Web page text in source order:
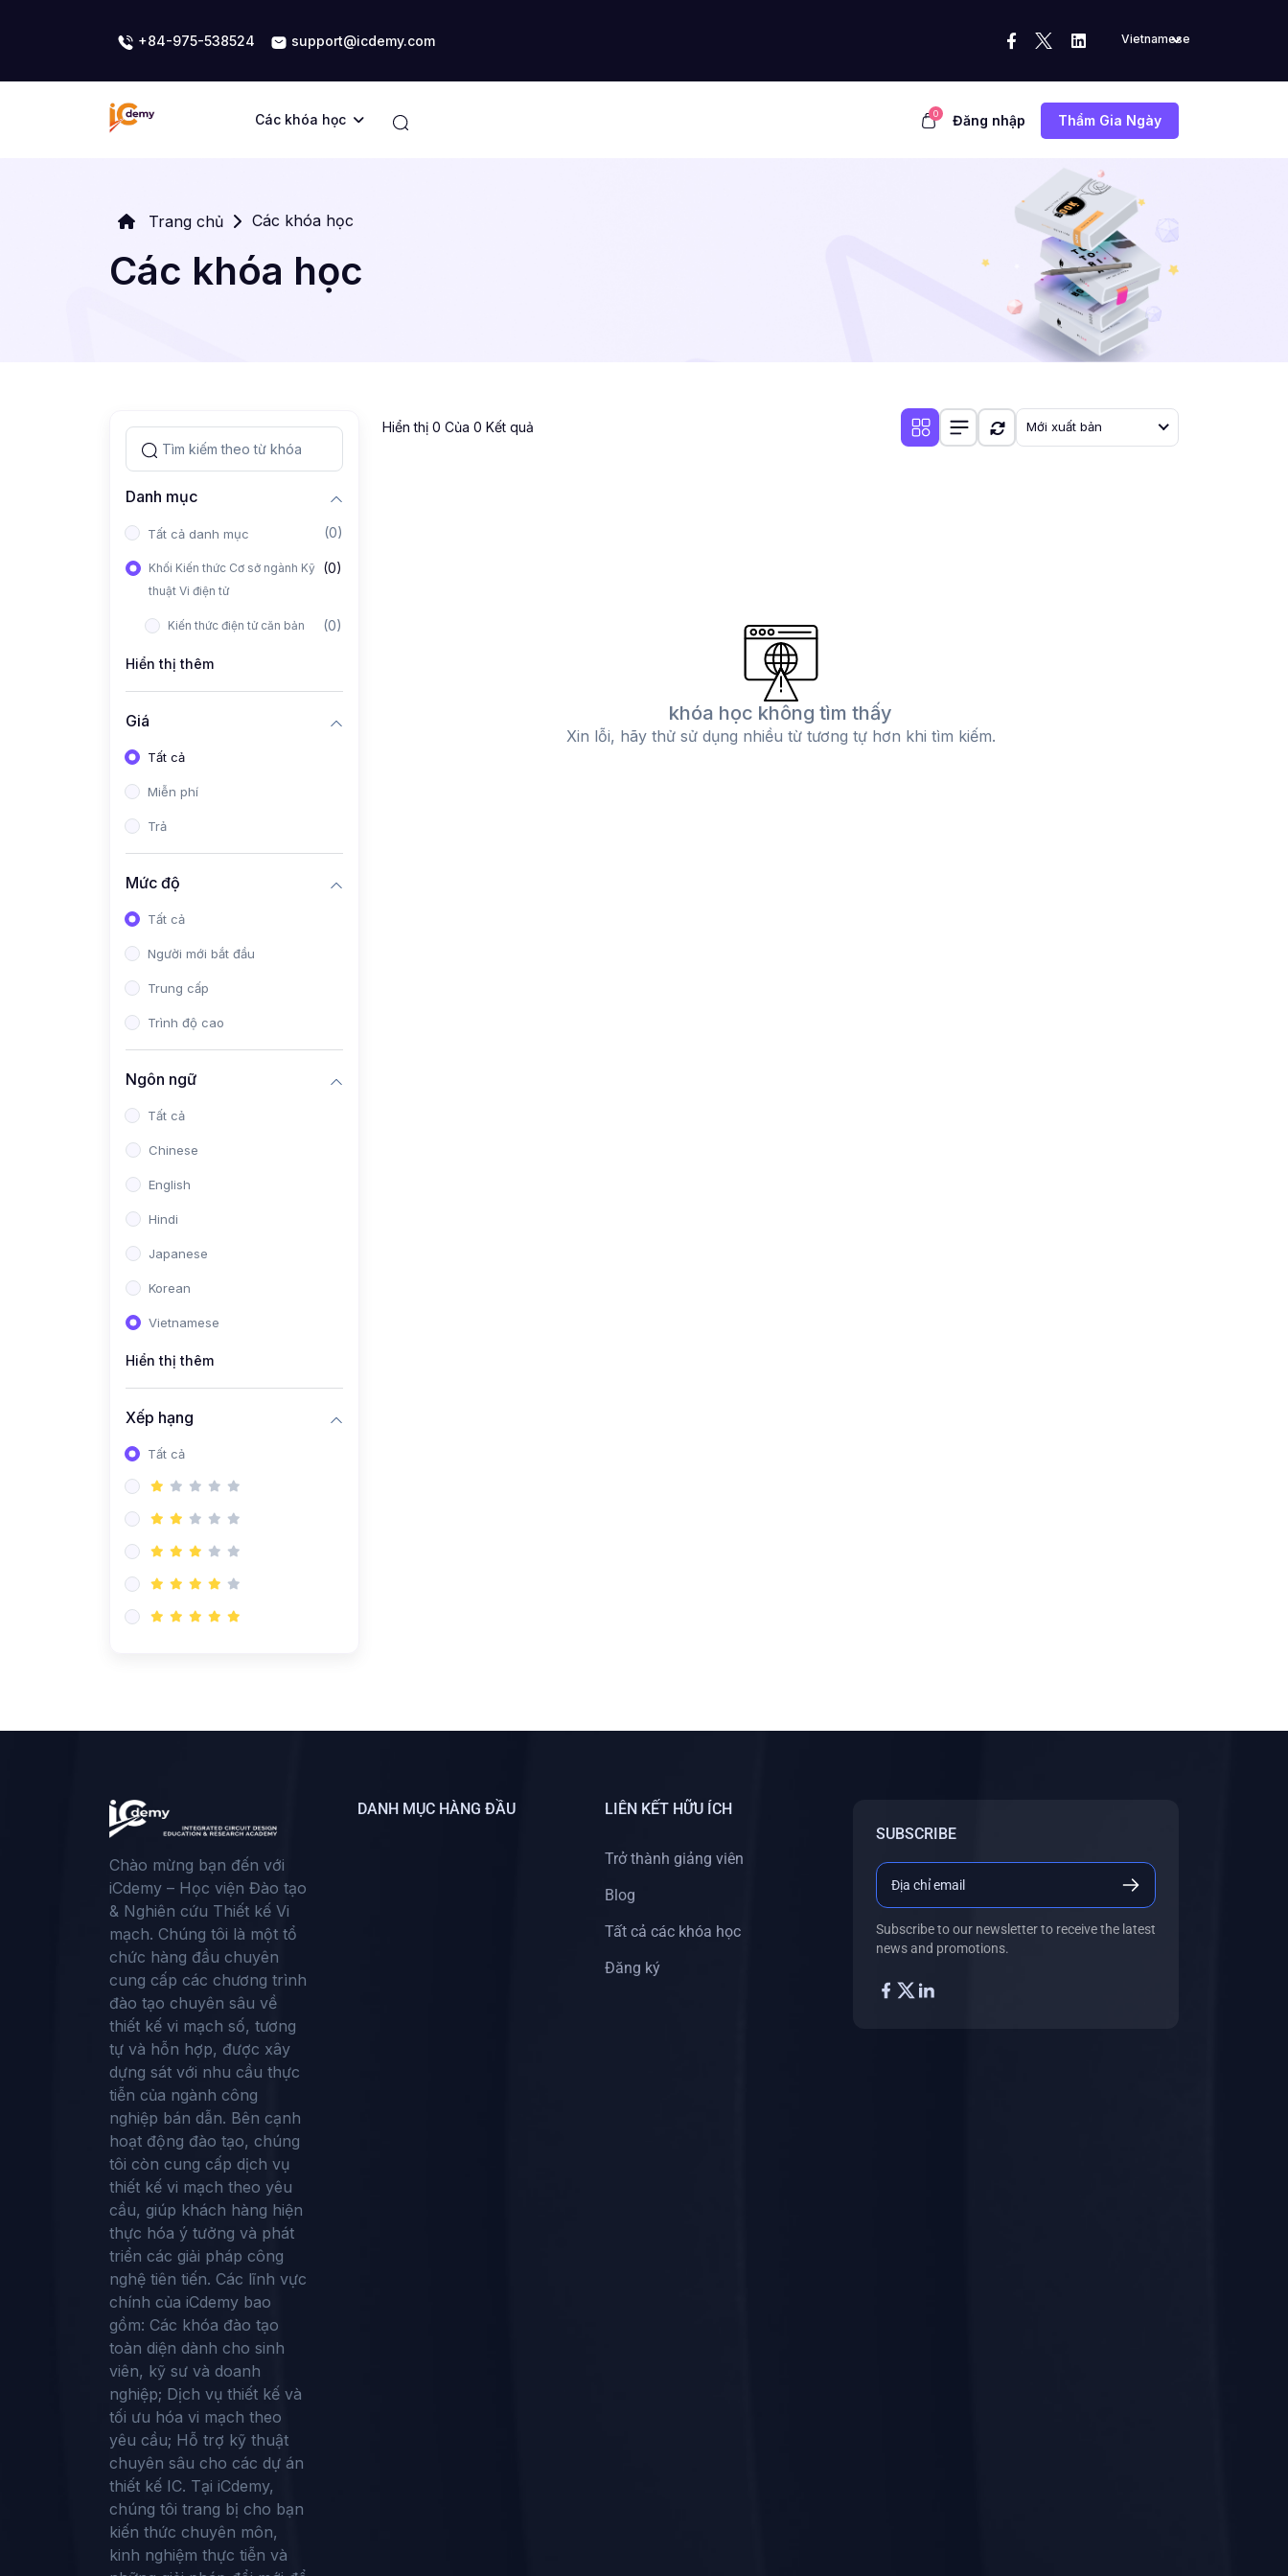
+84-975-538524 support@icdemy.com Vietnamese
Các khóa học 0 Đăng nhập Thẩm Gia Ngày
Trang chủ Các khóa học
Các khóa học
Danh mục
Tất cả danh mục (0)
Khối Kiến thức Cơ sở ngành Kỹ
thuật Vi điện tử
(0)
Kiến thức điện tử căn bản (0)
Hiển thị thêm
Giá
Tất cả
Miễn phí
Trả
Mức độ
Tất cả
Người mới bắt đầu
Trung cấp
Trình độ cao
Ngôn ngữ
Tất cả
Chinese
English
Hindi
Japanese
Korean
Vietnamese
Hiển thị thêm
Xếp hạng
Tất cả
Hiển thị 0 Của 0 Kết quả Mới xuất bản
khóa học không tìm thấy
Xin lỗi, hãy thử sử dụng nhiều từ tương tự hơn khi tìm kiếm.
Chào mừng bạn đến với
iCdemy – Học viện Đào tạo
& Nghiên cứu Thiết kế Vi
mạch. Chúng tôi là một tổ
chức hàng đầu chuyên
cung cấp các chương trình
đào tạo chuyên sâu về
thiết kế vi mạch số, tương
tự và hỗn hợp, được xây
dựng sát với nhu cầu thực
tiễn của ngành công
nghiệp bán dẫn. Bên cạnh
hoạt động đào tạo, chúng
tôi còn cung cấp dịch vụ
thiết kế vi mạch theo yêu
cầu, giúp khách hàng hiện
thực hóa ý tưởng và phát
triển các giải pháp công
nghệ tiên tiến. Các lĩnh vực
chính của iCdemy bao
gồm: Các khóa đào tạo
toàn diện dành cho sinh
viên, kỹ sư và doanh
nghiệp; Dịch vụ thiết kế và
tối ưu hóa vi mạch theo
yêu cầu; Hỗ trợ kỹ thuật
chuyên sâu cho các dự án
thiết kế IC. Tại iCdemy,
chúng tôi trang bị cho bạn
kiến thức chuyên môn,
kinh nghiệm thực tiễn và
DANH MỤC HÀNG ĐẦU LIÊN KẾT HỮU ÍCH
Trở thành giảng viên
Blog
Tất cả các khóa học
Đăng ký
SUBSCRIBE
Subscribe to our newsletter to receive the latest
news and promotions.